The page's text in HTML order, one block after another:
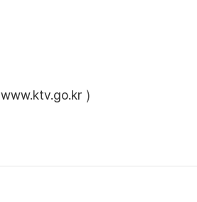
www.ktv.go.kr )